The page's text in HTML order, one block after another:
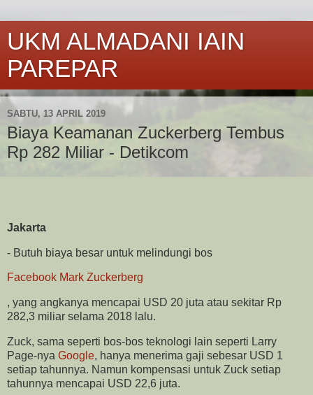
UKM ALMADANI IAIN
PAREPAR
SABTU, 13 APRIL 2019
Biaya Keamanan Zuckerberg Tembus
Rp 282 Miliar - Detikcom
Jakarta
- Butuh biaya besar untuk melindungi bos
Facebook Mark Zuckerberg
, yang angkanya mencapai USD 20 juta atau sekitar Rp
282,3 miliar selama 2018 lalu.
Zuck, sama seperti bos-bos teknologi lain seperti Larry
Page-nya Google, hanya menerima gaji sebesar USD 1
setiap tahunnya. Namun kompensasi untuk Zuck setiap
tahunnya mencapai USD 22,6 juta.